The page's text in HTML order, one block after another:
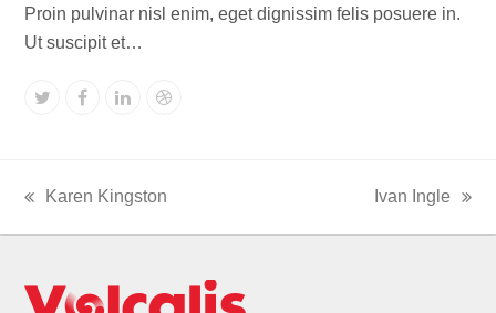
Proin pulvinar nisl enim, eget dignissim felis posuere in.
Ut suscipit et…
TwitterFacebook
LinkedinDribbble
post:
Karen Kingston
post:
Ivan Ingle